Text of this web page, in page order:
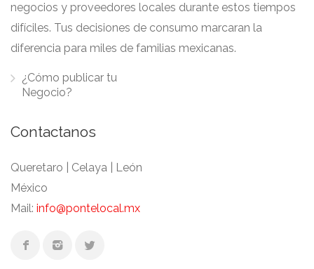
negocios y proveedores locales durante estos tiempos
difíciles. Tus decisiones de consumo marcaran la
diferencia para miles de familias mexicanas.
¿Cómo publicar tu
Negocio?
Contactanos
Queretaro | Celaya | León
México
Mail: info@pontelocal.mx